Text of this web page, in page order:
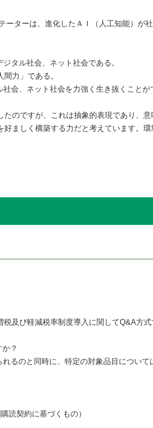
ターは、進化したＡＩ（人工知能）が
タル社会、ネット社会である。
力」である。
会、ネット社会を力強く生き抜くことが
のですが、これは抽象的表現であり、
ましく構築する力だと考えています。
及び軽減税率制度導入に関してQ&A方式
？
るのと同時に、特定の対象品目について
契約に基づくもの）